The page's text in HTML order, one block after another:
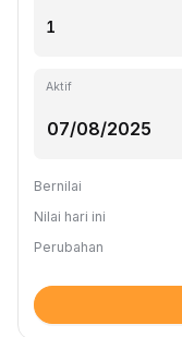
Aktif
Bernilai
Nilai hari ini
Perubahan